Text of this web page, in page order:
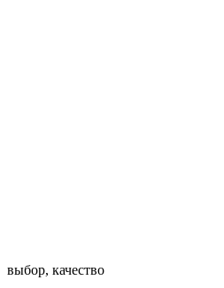
выбор, качество